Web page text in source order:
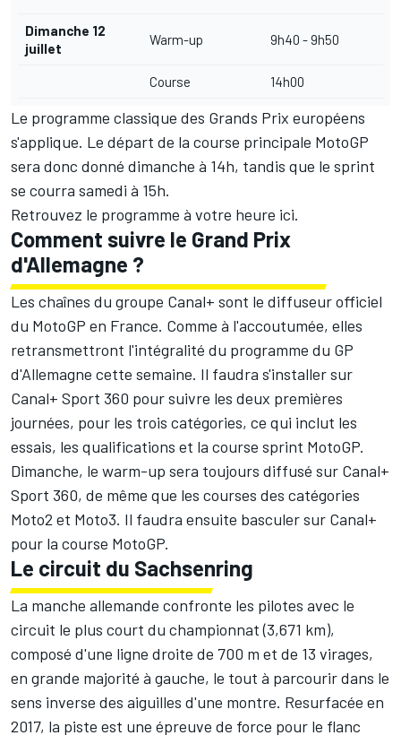
Dimanche 12
juillet
Warm-up 9h40 - 9h50
Course 14h00
Le programme classique des Grands Prix européens
s'applique. Le départ de la course principale MotoGP
sera donc donné dimanche à 14h, tandis que le sprint
se courra samedi à 15h.
Retrouvez le programme à votre heure ici.
Comment suivre le Grand Prix
d'Allemagne ?
Les chaînes du groupe Canal+ sont le diffuseur officiel
du MotoGP en France. Comme à l'accoutumée, elles
retransmettront l'intégralité du programme du GP
d'Allemagne cette semaine. Il faudra s'installer sur
Canal+ Sport 360 pour suivre les deux premières
journées, pour les trois catégories, ce qui inclut les
essais, les qualifications et la course sprint MotoGP.
Dimanche, le warm-up sera toujours diffusé sur Canal+
Sport 360, de même que les courses des catégories
Moto2 et Moto3. Il faudra ensuite basculer sur Canal+
pour la course MotoGP.
Le circuit du Sachsenring
La manche allemande confronte les pilotes avec le
circuit le plus court du championnat (3,671 km),
composé d'une ligne droite de 700 m et de 13 virages,
en grande majorité à gauche, le tout à parcourir dans le
sens inverse des aiguilles d'une montre. Resurfacée en
2017, la piste est une épreuve de force pour le flanc